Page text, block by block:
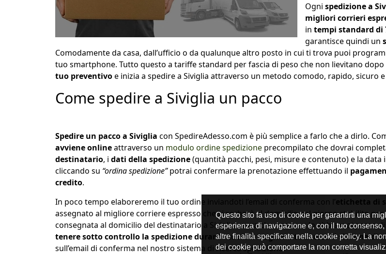
Ogni spedizione a
migliori corrieri
in tempi standard di
garantisce quindi un
Comodamente da casa, dall’ufficio o da qualunque altro posto in cui ti trova puoi
tuo smartphone. Tutto questo a tariffe standard per fascia di peso che non lievitano
tuo preventivoe inizia a spedire a Siviglia attraverso un metodo comodo, rapido, sicuro
Come spedire a Siviglia un pacco
Spedire un pacco a Siviglia con SpedireAdesso.com è più semplice a farlo che a dirlo.
avviene onlineattraverso un modulo ordine spedizione precompilato che dovrai
destinatario, i dati della spedizione(quantità pacchi, pesi, misure e contenuto) e la
cliccando su “ordina spedizione”potrai confermare la prenotazione effettuando il
credito.
In poco tempo elaboreremo il tuo ordine inviandoti l’email di conferma con l’etichetta di
assegnato al migliore corriere espresso che si recherà al domicilio nel giorno stabilito
consegnata al domicilio del destinatario a Siviglia senza che nessuno lo abbia mai perso
tenere sotto controllo la spedizione durante tutto il tragitto attraverso il sistema di
sull’email di conferma nel nostro sistema di ricerca spedizione.